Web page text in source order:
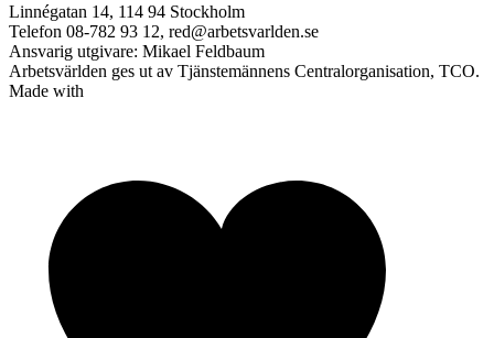
Linnégatan 14, 114 94 Stockholm
Telefon 08-782 93 12, red@arbetsvarlden.se
Ansvarig utgivare: Mikael Feldbaum
Arbetsvärlden ges ut av Tjänstemännens Centralorganisation, TCO.
Made with